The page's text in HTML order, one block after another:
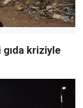
kriziyle